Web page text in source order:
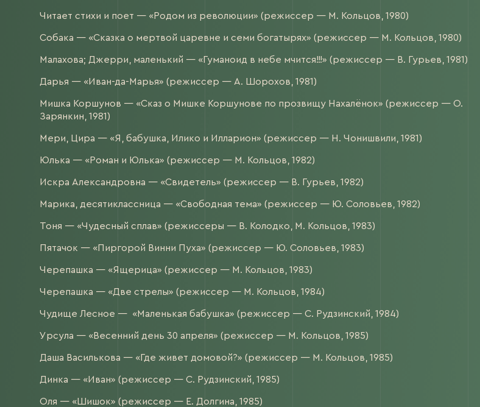
Читает стихи и поет — «Родом из революции» (режиссер — М. Кольцов, 1980)
Собака — «Сказка о мертвой царевне и семи богатырях» (режиссер — М. Кольцов, 1980)
Малахова; Джерри, маленький — «Гуманоид в небе мчится!!!» (режиссер — В. Гурьев, 1981)
Дарья — «Иван-да-Марья» (режиссер — А. Шорохов, 1981)
Мишка Коршунов — «Сказ о Мишке Коршунове по прозвищу Нахалёнок» (режиссер — О.
Зарянкин, 1981)
Мери, Цира — «Я, бабушка, Илико и Илларион» (режиссер — Н. Чонишвили, 1981)
Юлька — «Роман и Юлька» (режиссер — М. Кольцов, 1982)
Искра Александровна — «Свидетель» (режиссер — В. Гурьев, 1982)
Марика, десятиклассница — «Свободная тема» (режиссер — Ю. Соловьев, 1982)
Тоня — «Чудесный сплав» (режиссеры — В. Колодко, М. Кольцов, 1983)
Пятачок — «Пиргорой Винни Пуха» (режиссер — Ю. Соловьев, 1983)
Черепашка — «Ящерица» (режиссер — М. Кольцов, 1983)
Черепашка — «Две стрелы» (режиссер — М. Кольцов, 1984)
Чудище Лесное — «Маленькая бабушка» (режиссер — С. Рудзинский, 1984)
Урсула — «Весенний день 30 апреля» (режиссер — М. Кольцов, 1985)
Даша Василькова — «Где живет домовой?» (режиссер — М. Кольцов, 1985)
Динка — «Иван» (режиссер — С. Рудзинский, 1985)
Оля — «Шишок» (режиссер — Е. Долгина, 1985)